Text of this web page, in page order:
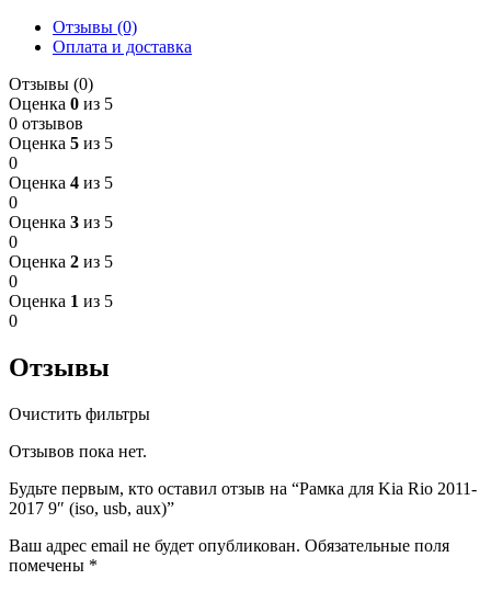
Отзывы (0)
Оплата и доставка
Отзывы (0)
Оценка 0 из 5
0 отзывов
Оценка 5 из 5
0
Оценка 4 из 5
0
Оценка 3 из 5
0
Оценка 2 из 5
0
Оценка 1 из 5
0
Отзывы
Очистить фильтры
Отзывов пока нет.
Будьте первым, кто оставил отзыв на “Рамка для Kia Rio 2011-
2017 9″ (iso, usb, aux)”
Ваш адрес email не будет опубликован. Обязательные поля
помечены *